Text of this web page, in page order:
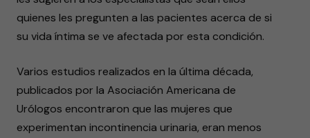
quienes les pregunten a las pacientes acerca de si
su vida íntima se ve afectada por esta condición.
Varios estudios realizados en la última década,
publicados por la Asociación Americana de
Urólogos encontraron que las mujeres que
experimentan incontinencia urinaria, eran menos